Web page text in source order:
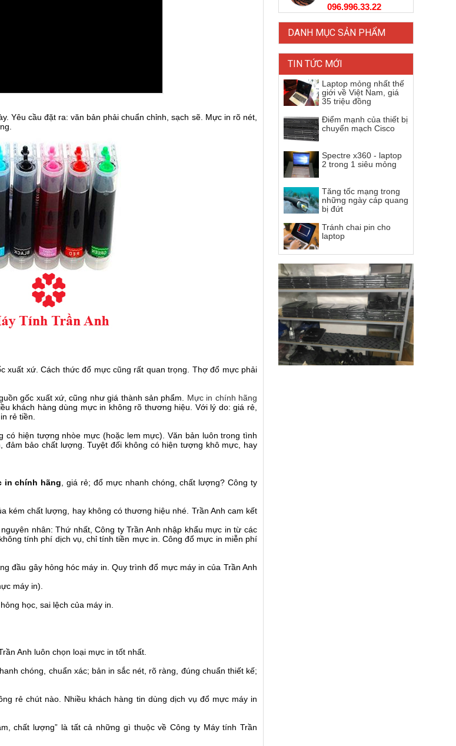
Yêu cầu đặt ra: văn bản phải chuẩn chỉnh, sạch sẽ. Mực in rõ nét,
xuất xứ. Cách thức đổ mực cũng rất quan trọng. Thợ đổ mực phải
gốc xuất xứ, cũng như giá thành sản phẩm. Mực in chính hãng
khách hàng dùng mực in không rõ thương hiệu. Với lý do: giá rẻ,
rẻ tiền.
hiện tượng nhòe mực (hoặc lem mực). Văn bản luôn trong tình
đảm bảo chất lượng. Tuyệt đối không có hiện tượng khô mực, hay
in chính hãng , giá rẻ; đổ mực nhanh chóng, chất lượng? Công ty
kém chất lượng, hay không có thương hiệu nhé. Trần Anh cam kết
nhân: Thứ nhất, Công ty Trần Anh nhập khẩu mực in từ các
tính phí dịch vụ, chỉ tính tiền mực in. Công đổ mực in miễn phí
đầu gây hỏng hóc máy in. Quy trình đổ mực máy in của Trần Anh
máy in).
học, sai lệch của máy in.
Anh luôn chọn loại mực in tốt nhất.
chóng, chuẩn xác; bản in sắc nét, rõ ràng, đúng chuẩn thiết kế;
rẻ chút nào. Nhiều khách hàng tin dùng dịch vụ đổ mực máy in
chất lượng” là tất cả những gì thuộc về Công ty Máy tính Trần
096.996.33.22
DANH MỤC SẢN PHẨM
TIN TỨC MỚI
Laptop mỏng nhất thế
giới về Việt Nam, giá
35 triệu đồng
Điểm mạnh của thiết bị
chuyển mạch Cisco
Spectre x360 - laptop
2 trong 1 siêu mỏng
Tăng tốc mạng trong
những ngày cáp quang
bị đứt
Tránh chai pin cho
laptop